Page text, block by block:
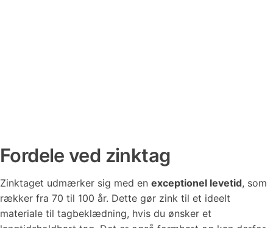
Fordele ved zinktag
Zinktaget udmærker sig med en exceptionel levetid, som
rækker fra 70 til 100 år. Dette gør zink til et ideelt
materiale til tagbeklædning, hvis du ønsker et